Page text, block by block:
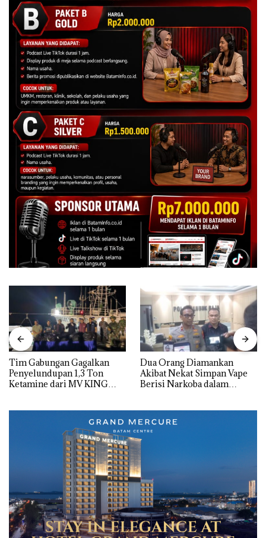
Tim Gabungan Gagalkan
Penyelundupan 1,3 Ton
Ketamine dari MV KING
Dua Orang Diamankan
Akibat Nekat Simpan Vape
Berisi Narkoba dalam